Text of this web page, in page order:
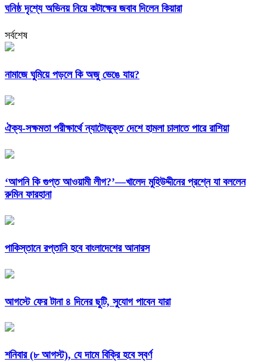
ঘনিষ্ঠ দৃশ্যে অভিনয় নিয়ে কটাক্ষের জবাব দিলেন কিয়ারা
সর্বশেষ
নামাজে ঘুমিয়ে পড়লে কি অজু ভেঙে যায়?
ঐক্য-সক্ষমতা পরীক্ষার্থে ন্যাটোভুক্ত দেশে হামলা চালাতে পারে রাশিয়া
‘আপনি কি গুপ্ত আওয়ামী লীগ?’—খালেদ মুহিউদ্দীনের প্রশ্নে যা বললেন
রুমিন ফারহানা
পাকিস্তানে রপ্তানি হবে বাংলাদেশের আনারস
আগস্টে ফের টানা ৪ দিনের ছুটি, সুযোগ পাবেন যারা
শনিবার (৮ আগস্ট), যে দামে বিক্রি হবে স্বর্ণ